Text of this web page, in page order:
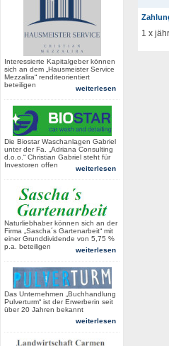
Interessierte Kapitalgeber können
sich an dem „Hausmeister Service
Mezzalira“ renditeorientiert
beteiligen
weiterlesen
Die Biostar Waschanlagen Gabriel
unter der Fa. „Adriana Consulting
d.o.o.“ Christian Gabriel steht für
Investoren offen
weiterlesen
Naturliebhaber können sich an der
Firma „Sascha´s Gartenarbeit“ mit
einer Grunddividende von 5,75 %
p.a. beteiligen
weiterlesen
Das Unternehmen „Buchhandlung
Pulverturm“ ist der Erwerberin seit
über 20 Jahren bekannt
weiterlesen
1 x